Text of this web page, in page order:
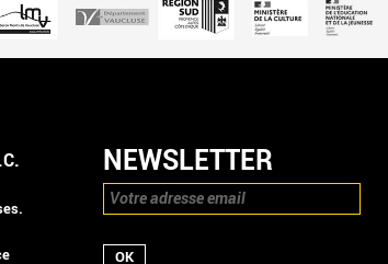
NEWSLETTER